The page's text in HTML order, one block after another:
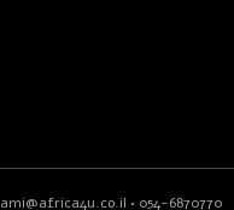
054-6870770
•
ami@africa4u.co.il